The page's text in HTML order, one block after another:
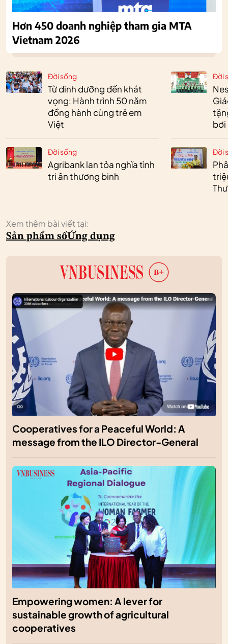
Đời sống
Từ dinh dưỡng đến khát
vọng: Hành trình 50 năm
đồng hành cùng trẻ em
Việt
Đời sống
Agribank lan tỏa nghĩa tình
tri ân thương binh
Đời
bơi
Đời
Xem thêm bài viết tại:
Sản phẩm sốỨng dụng
Hơn 450 doanh nghiệp tham gia MTA
Vietnam 2026
Cooperatives for a Peaceful World: A
message from the ILO Director-General
Empowering women: A lever for
sustainable growth of agricultural
cooperatives